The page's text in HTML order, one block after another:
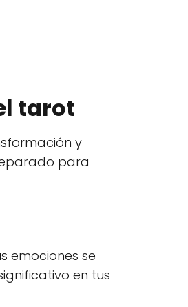
tarot
y
para
emociones se
en tus